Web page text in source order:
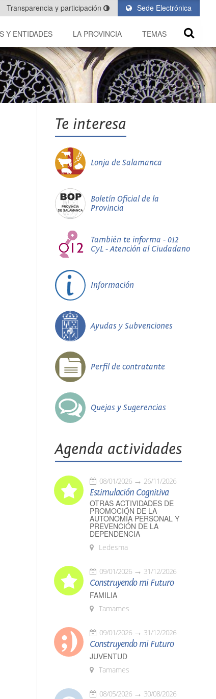
Sede Electrónica
Transparencia y participación
Y ENTIDADES LA PROVINCIA TEMAS
Te interesa
Lonja de Salamanca
Boletín Oficial de la
Provincia
También te informa - 012
CyL - Atención al Ciudadano
Información
Ayudas y Subvenciones
Perfil de contratante
Quejas y Sugerencias
Agenda actividades
08/01/2026 26/11/2026
Estimulación Cognitiva
OTRAS ACTIVIDADES DE
PROMOCIÓN DE LA
AUTONOMÍA PERSONAL Y
PREVENCIÓN DE LA
DEPENDENCIA
Ledesma
09/01/2026 31/12/2026
Construyendo mi Futuro
FAMILIA
Tamames
09/01/2026 31/12/2026
Construyendo mi Futuro
JUVENTUD
Tamames
08/05/2026 30/08/2026